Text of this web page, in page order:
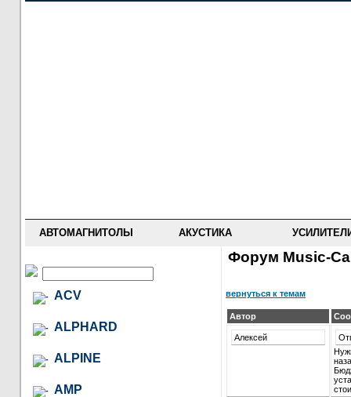
АВТОМАГНИТОЛЫ АКУСТИКА
ACV
ALPHARD
ALPINE
AMP
Форум Music-
вернуться к темам
Автор
Алексей